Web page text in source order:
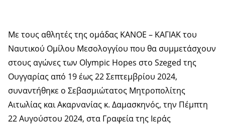
Με τους αθλητές της ομάδας ΚΑΝΟΕ – ΚΑΓΙΑΚ του
Ναυτικού Ομίλου Μεσολογγίου που θα συμμετάσχουν
στους αγώνες των Olympic Hopes στο Szeged της
Ουγγαρίας από 19 έως 22 Σεπτεμβρίου 2024,
συναντήθηκε ο Σεβασμιώτατος Μητροπολίτης
Αιτωλίας και Ακαρνανίας κ. Δαμασκηνός, την Πέμπτη
22 Αυγούστου 2024, στα Γραφεία της Ιεράς